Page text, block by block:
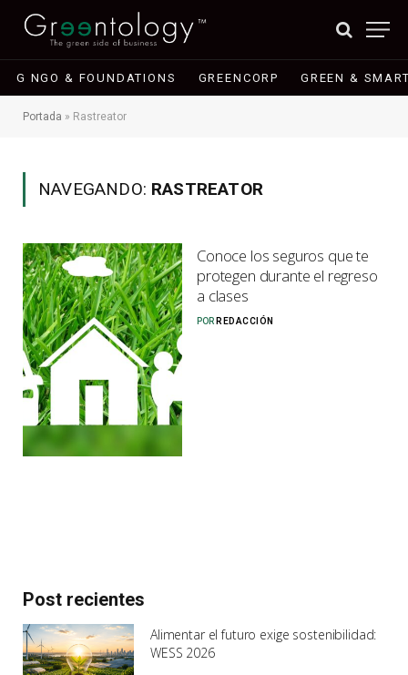
G NGO & FOUNDATIONS GREENCORP GREEN &
Portada » Rastreator
NAVEGANDO: RASTREATOR
Conoce los seguros que te
protegen durante el regreso
a clases
POR REDACCIÓN
Post recientes
Alimentar el futuro exige sostenibilidad:
WESS 2026